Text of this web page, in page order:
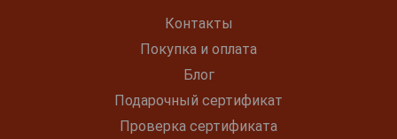
Контакты
Покупка и оплата
Блог
Подарочный сертификат
Проверка сертификата